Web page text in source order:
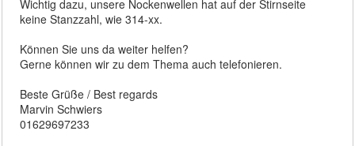
Wichtig dazu, unsere Nockenwellen hat auf der Stirnseite
keine Stanzzahl, wie 314-xx.
Können Sie uns da weiter helfen?
Gerne können wir zu dem Thema auch telefonieren.
Beste Grüße / Best regards
Marvin Schwiers
01629697233